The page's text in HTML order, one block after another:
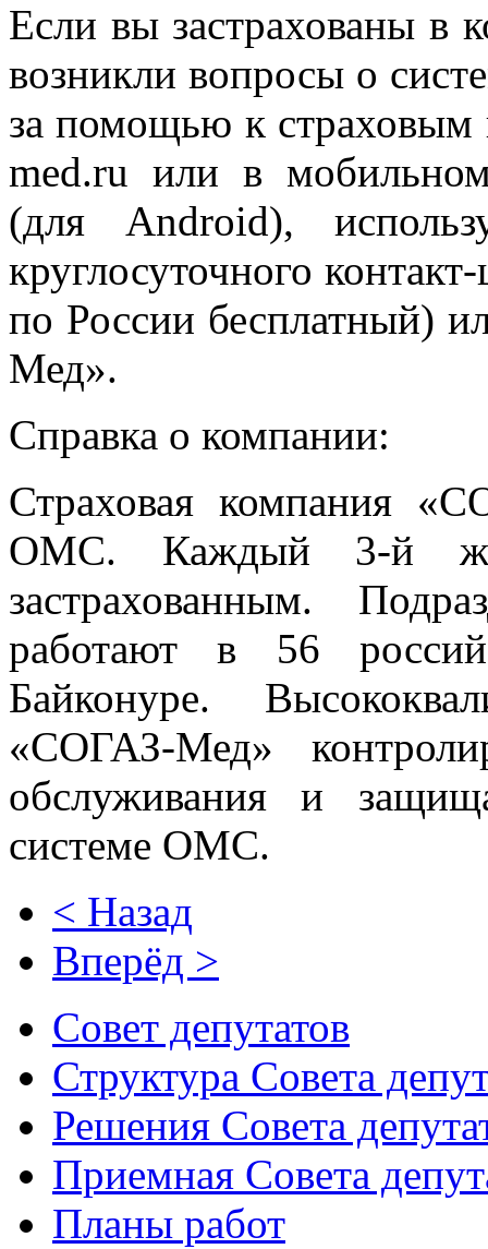
Если вы застрахованы
возникли вопросы о
за помощью к страховым
med.ru или в
(для Android),
круглосуточного
по России бесплатный)
Мед».
Справка о компании:
Страховая компания
ОМС. Каждый 3-й
застрахованным.
работают в 56
Байконуре.
«СОГАЗ-Мед»
обслуживания и
системе ОМС.
< Назад
Вперёд >
Совет депутатов
Структура Совета
Решения Совета
Приемная Совета
Планы работ